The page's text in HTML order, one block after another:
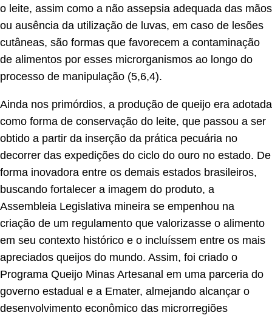
o leite, assim como a não assepsia adequada das mãos
ou ausência da utilização de luvas, em caso de lesões
cutâneas, são formas que favorecem a contaminação
de alimentos por esses microrganismos ao longo do
processo de manipulação (5,6,4).
Ainda nos primórdios, a produção de queijo era adotada
como forma de conservação do leite, que passou a ser
obtido a partir da inserção da prática pecuária no
decorrer das expedições do ciclo do ouro no estado. De
forma inovadora entre os demais estados brasileiros,
buscando fortalecer a imagem do produto, a
Assembleia Legislativa mineira se empenhou na
criação de um regulamento que valorizasse o alimento
em seu contexto histórico e o incluíssem entre os mais
apreciados queijos do mundo. Assim, foi criado o
Programa Queijo Minas Artesanal em uma parceria do
governo estadual e a Emater, almejando alcançar o
desenvolvimento econômico das microrregiões